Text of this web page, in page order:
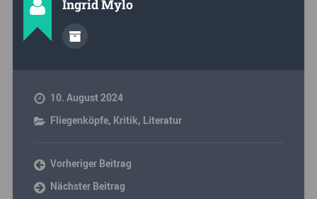
Ingrid Mylo
10. August 2024
Fliegenköpfe, Kritik, Literatur
Vorheriger Beitrag
Nächster Beitrag